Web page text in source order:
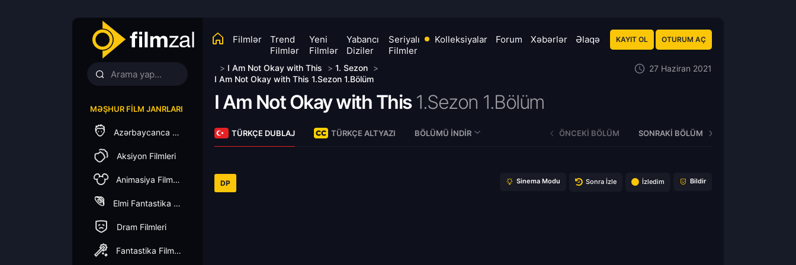
Filmlər
Trend
Filmlər
Yeni
Filmlər
Yabancı
Diziler
Seriyalı
Filmler
Kolleksiyalar Forum Xəbərlər Əlaqə KAYIT OL OTURUM AÇ
MƏŞHUR FILM JANRLARI
Azərbaycanca Dublaj
Aksiyon Filmleri
Animasiya Filmleri
Elmi Fantastika Filmleri
Dram Filmleri
Fantastika Filmleri
> I Am Not Okay with This > 1. Sezon >
I Am Not Okay with This 1.Sezon 1.Bölüm
27 Haziran 2021
I Am Not Okay with This 1.Sezon 1.Bölüm
TÜRKÇE DUBLAJ TÜRKÇE ALTYAZI BÖLÜMÜ İNDIR ÖNCEKI BÖLÜM SONRAKI BÖLÜM
DP Sinema Modu Sonra İzle İzledim Bildir